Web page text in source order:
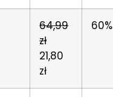
64,99
zł
21,80
zł
60%